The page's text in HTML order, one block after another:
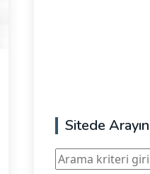
Sitede Arayın
Ara